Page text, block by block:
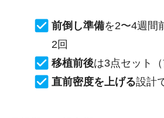
前倒し準備を2〜4週間
2回
移植前後は3点セット（
直前密度を上げる設計